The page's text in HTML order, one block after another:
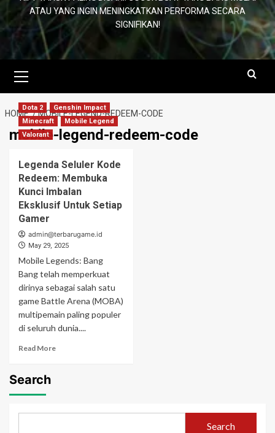
ATAU YANG INGIN MENINGKATKAN PERFORMA SECARA
SIGNIFIKAN!
Menu
HOME MOBILE-LEGEND-REDEEM-CODE
mobile-legend-redeem-code
Dota 2
Genshin Impact
Minecraft
Mobile Legend
Valorant
Legenda Seluler Kode
Redeem: Membuka
Kunci Imbalan
Eksklusif Untuk Setiap
Gamer
admin@terbarugame.id
May 29, 2025
Mobile Legends: Bang
Bang telah memperkuat
dirinya sebagai salah satu
game Battle Arena (MOBA)
multipemain paling populer
di seluruh dunia....
Read MoreRead
Redeem:
Search
Search